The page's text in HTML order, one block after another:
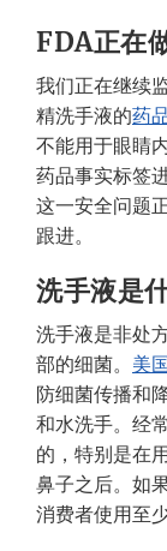
FDA正在
我们正在继续
精洗手液的药
不能用于眼睛
药品事实标签
这一安全问题
跟进。
洗手液是
洗手液是非处
部的细菌。 美
防细菌传播和
和水洗手。经
的，特别是在
鼻子之后。如
消费者使用至